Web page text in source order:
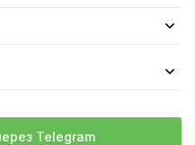
Telegram